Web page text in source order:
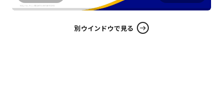
別ウインドウで見る